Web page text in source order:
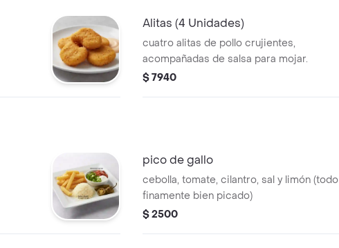
Alitas (4 Unidades)
cuatro alitas de pollo crujientes,
acompañadas de salsa para mojar.
$ 7940
pico de gallo
cebolla, tomate, cilantro, sal y limón (todo
finamente bien picado)
$ 2500